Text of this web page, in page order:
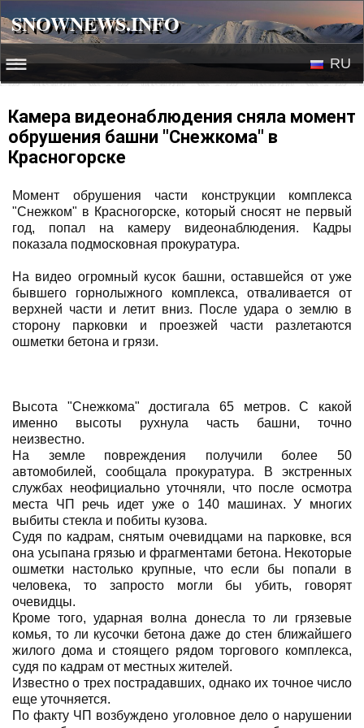
SNOWNEWS.INFO
☰☰
Веб-камеры
RU
Камера видеонаблюдения сняла момент
обрушения башни "Снежкома" в
Красногорске
Момент обрушения части конструкции комплекса
"Снежком" в Красногорске, который сносят не первый
год, попал на камеру видеонаблюдения. Кадры
показала подмосковная прокуратура.
На видео огромный кусок башни, оставшейся от уже
бывшего горнолыжного комплекса, отваливается от
верхней части и летит вниз. После удара о землю в
сторону парковки и проезжей части разлетаются
ошметки бетона и грязи.
Высота "Снежкома" достигала 65 метров. С какой
именно высоты рухнула часть башни, точно
неизвестно.
На земле повреждения получили более 50
автомобилей, сообщала прокуратура. В экстренных
службах неофициально уточняли, что после осмотра
места ЧП речь идет уже о 140 машинах. У многих
выбиты стекла и побиты кузова.
Судя по кадрам, снятым очевидцами на парковке, вся
она усыпана грязью и фрагментами бетона. Некоторые
ошметки настолько крупные, что если бы попали в
человека, то запросто могли бы убить, говорят
очевидцы.
Кроме того, ударная волна донесла то ли грязевые
комья, то ли кусочки бетона даже до стен ближайшего
жилого дома и стоящего рядом торгового комплекса,
судя по кадрам от местных жителей.
Известно о трех пострадавших, однако их точное число
еще уточняется.
По факту ЧП возбуждено уголовное дело о нарушении